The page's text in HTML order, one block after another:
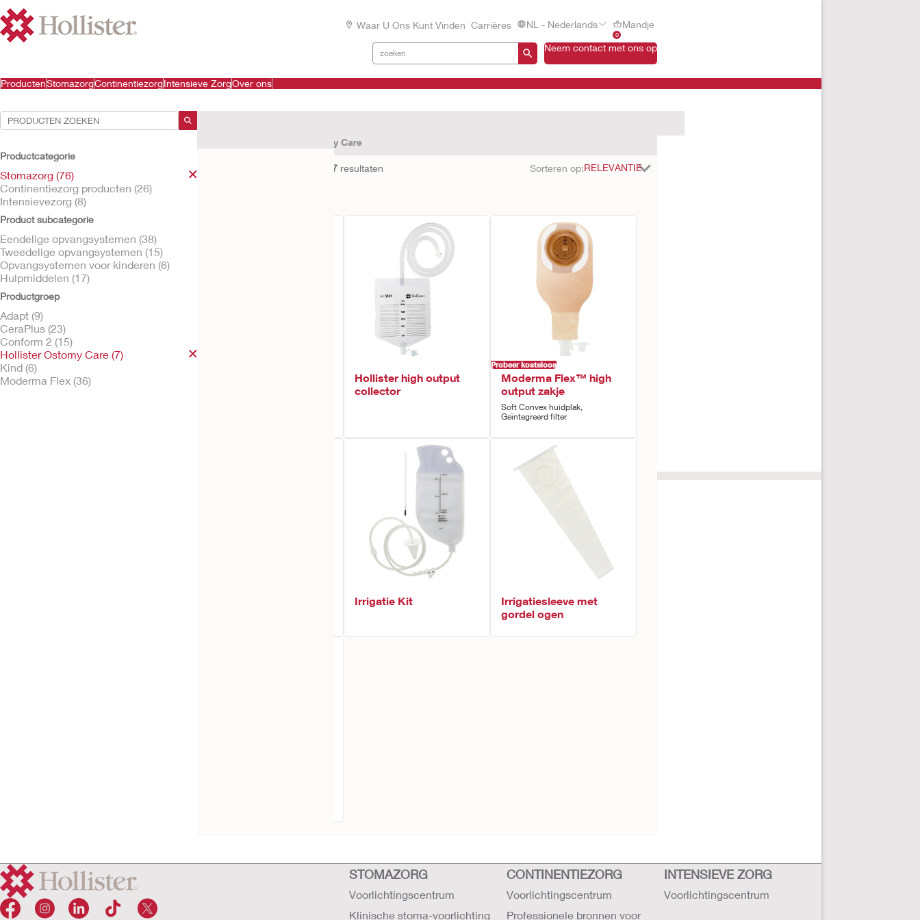
Waar U Ons Kunt Vinden Carrières NL - Nederlands
0
Mandje
Neem contact met ons op
ProductenStomazorgContinentiezorgIntensieve ZorgOver ons
Productcategorie
Stomazorg (76)
Continentiezorg producten (26)
Intensievezorg (8)
Product subcategorie
Eendelige opvangsystemen (38)
Tweedelige opvangsystemen (15)
Opvangsystemen voor kinderen (6)
Hulpmiddelen (17)
Productgroep
Adapt (9)
CeraPlus (23)
Conform 2 (15)
Hollister Ostomy Care (7)
Kind (6)
Moderma Flex (36)
Hollister Ostomy Care
7 resultaten Sorteren op:
Hollister high output
collector
Probeer kosteloos
Moderma Flex™ high
output zakje
Soft Convex huidplak,
Geïntegreerd filter
Irrigatie Kit
Irrigatiesleeve met
gordel ogen
STOMAZORG
Voorlichtingscentrum
Klinische stoma-voorlichting
CONTINENTIEZORG
Voorlichtingscentrum
Professionele bronnen voor
INTENSIEVE ZORG
Voorlichtingscentrum